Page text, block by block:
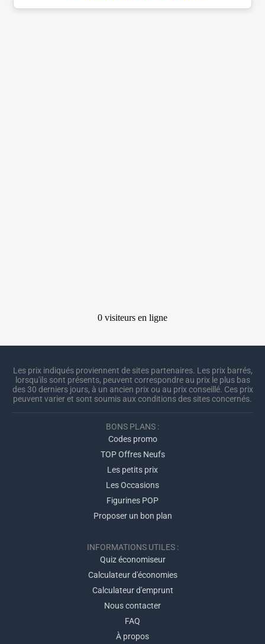
Les prix indiqués proviennent de sites partenaires. Les prix barrés,
lorsqu'ils sont présents, peuvent correspondre au prix le plus bas
des 30 derniers jours, à un ancien prix ou au prix conseillé. Ces prix
peuvent varier et sont soumis aux conditions des sites concernés.
BONS PLANS :
Codes promo
TOP Offres Neufs
Les petits prix
Les Occasions
Figurines POP
Proposer un bon plan
INFORMATIONS UTILES :
Quiz économiseur
Calculateur d'économies
Calculateur d'emprunt
Nous contacter
FAQ
À propos